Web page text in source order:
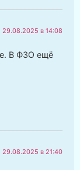
29.08.2025 в 14:08
В ФЗО ещё
29.08.2025 в 21:40